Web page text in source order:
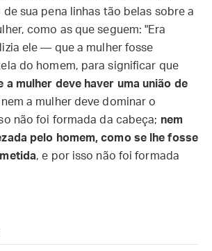
sua pena linhas tão belas sobre a
como as que seguem: "Era
ele — que a mulher fosse
do homem, para significar que
a mulher deve haver uma união de
a mulher deve dominar o
não foi formada da cabeça; nem
pelo homem, como se lhe fosse
, e por isso não foi formada